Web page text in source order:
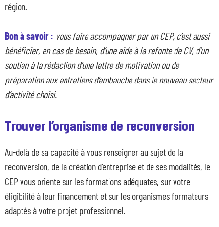
région.
Bon à savoir : vous faire accompagner par un CEP, c’est aussi
bénéficier, en cas de besoin, d’une aide à la refonte de CV, d’un
soutien à la rédaction d’une lettre de motivation ou de
préparation aux entretiens d’embauche dans le nouveau secteur
d’activité choisi.
Trouver l’organisme de reconversion
Au-delà de sa capacité à vous renseigner au sujet de la
reconversion, de la création d’entreprise et de ses modalités, le
CEP vous oriente sur les formations adéquates, sur votre
éligibilité à leur financement et sur les organismes formateurs
adaptés à votre projet professionnel.